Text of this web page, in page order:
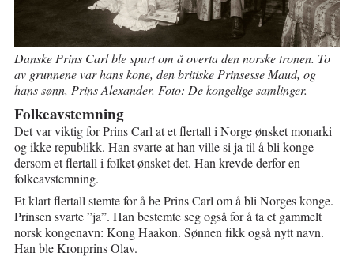
Danske Prins Carl ble spurt om å overta den norske tronen. To
av grunnene var hans kone, den britiske Prinsesse Maud, og
hans sønn, Prins Alexander. Foto: De kongelige samlinger.
Folkeavstemning
Det var viktig for Prins Carl at et flertall i Norge ønsket monarki
og ikke republikk. Han svarte at han ville si ja til å bli konge
dersom et flertall i folket ønsket det. Han krevde derfor en
folkeavstemning.
Et klart flertall stemte for å be Prins Carl om å bli Norges konge.
Prinsen svarte ”ja”. Han bestemte seg også for å ta et gammelt
norsk kongenavn: Kong Haakon. Sønnen fikk også nytt navn.
Han ble Kronprins Olav.